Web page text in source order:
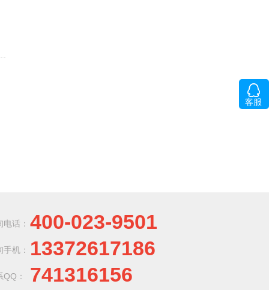
电话： 400-023-9501
手机： 13372617186
QQ： 741316156
客服